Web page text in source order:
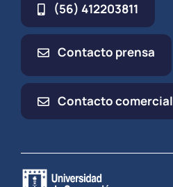
(56) 412203811
Contacto prensa
Contacto comercial